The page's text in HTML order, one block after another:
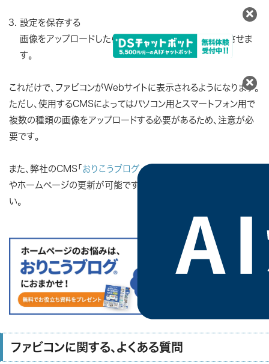
設定を保存する
画像をアップロードしたら、設定を保存して変更を反映させま
す。
これだけで、ファビコンがWebサイトに表示されるようになります。
ただし、使用するCMSによってはパソコン用とスマートフォン用で
複数の種類の画像をアップロードする必要があるため、注意が必
要です。
また、弊社のCMS「 おりこうブログ」でも簡単にファビコンの設定
やホームページの更新が可能です。詳しくは以下からご覧くださ
い。
ファビコンに関する、よくある質問